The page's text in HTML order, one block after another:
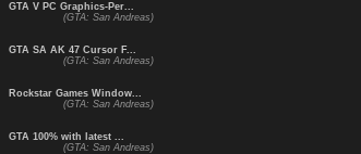
GTA V PC Graphics-Per...
(GTA: San Andreas)
GTA SA AK 47 Cursor F...
(GTA: San Andreas)
Rockstar Games Window...
(GTA: San Andreas)
GTA 100% with latest ...
(GTA: San Andreas)